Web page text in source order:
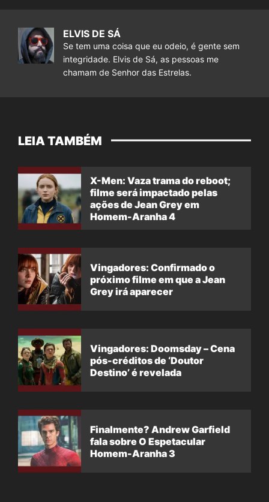
ELVIS DE SÁ
Se tem uma coisa que eu odeio, é gente sem
integridade. Elvis de Sá, as pessoas me
chamam de Senhor das Estrelas.
LEIA TAMBÉM
X-Men: Vaza trama do reboot;
filme será impactado pelas
ações de Jean Grey em
Homem-Aranha 4
Vingadores: Confirmado o
próximo filme em que a Jean
Grey irá aparecer
Vingadores: Doomsday – Cena
pós-créditos de ‘Doutor
Destino’ é revelada
Finalmente? Andrew Garfield
fala sobre O Espetacular
Homem-Aranha 3